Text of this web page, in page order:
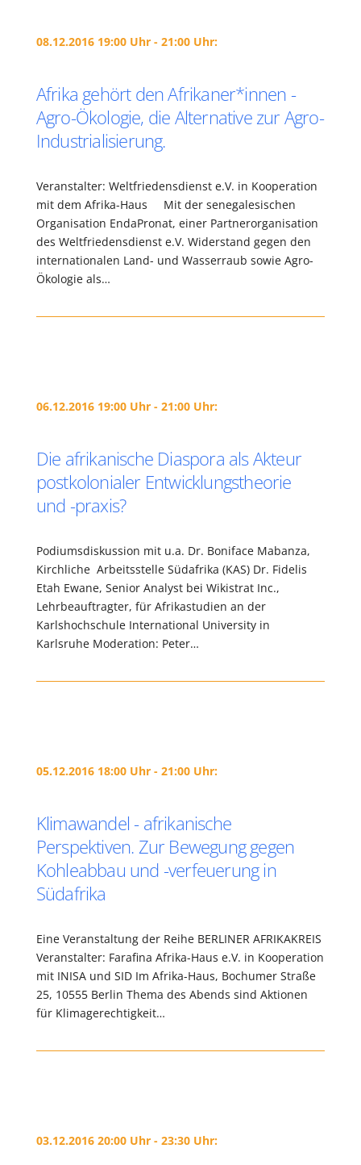
08.12.2016 19:00 Uhr - 21:00 Uhr:
Afrika gehört den Afrikaner*innen -
Agro-Ökologie, die Alternative zur Agro-
Industrialisierung.
Veranstalter: Weltfriedensdienst e.V. in Kooperation
mit dem Afrika-Haus Mit der senegalesischen
Organisation EndaPronat, einer Partnerorganisation
des Weltfriedensdienst e.V. Widerstand gegen den
internationalen Land- und Wasserraub sowie Agro-
Ökologie als…
06.12.2016 19:00 Uhr - 21:00 Uhr:
Die afrikanische Diaspora als Akteur
postkolonialer Entwicklungstheorie
und -praxis?
Podiumsdiskussion mit u.a. Dr. Boniface Mabanza,
Kirchliche Arbeitsstelle Südafrika (KAS) Dr. Fidelis
Etah Ewane, Senior Analyst bei Wikistrat Inc.,
Lehrbeauftragter, für Afrikastudien an der
Karlshochschule International University in
Karlsruhe Moderation: Peter…
05.12.2016 18:00 Uhr - 21:00 Uhr:
Klimawandel - afrikanische
Perspektiven. Zur Bewegung gegen
Kohleabbau und -verfeuerung in
Südafrika
Eine Veranstaltung der Reihe BERLINER AFRIKAKREIS
Veranstalter: Farafina Afrika-Haus e.V. in Kooperation
mit INISA und SID Im Afrika-Haus, Bochumer Straße
25, 10555 Berlin Thema des Abends sind Aktionen
für Klimagerechtigkeit…
03.12.2016 20:00 Uhr - 23:30 Uhr: